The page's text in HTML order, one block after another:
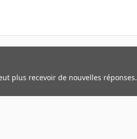
plus recevoir de nouvelles réponses.